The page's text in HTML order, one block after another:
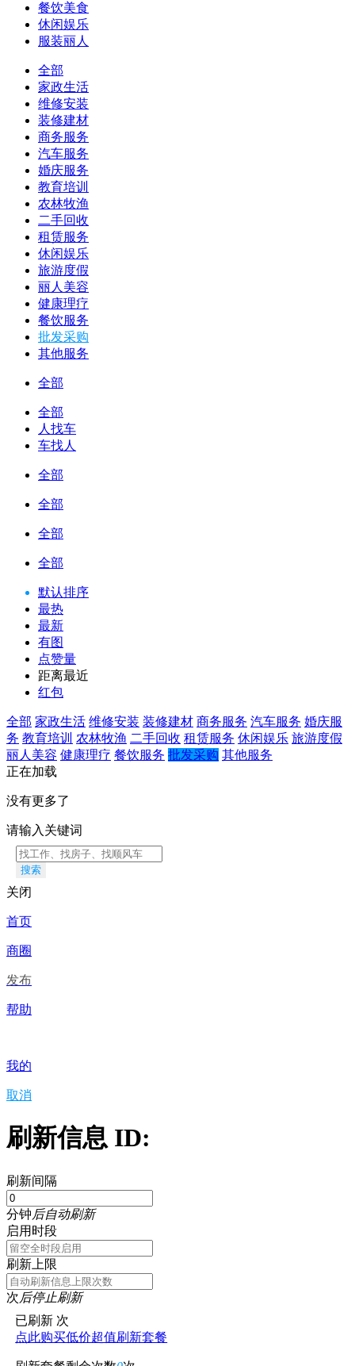
餐饮美食
休闲娱乐
服装丽人
全部
家政生活
维修安装
装修建材
商务服务
汽车服务
婚庆服务
教育培训
农林牧渔
二手回收
租赁服务
休闲娱乐
旅游度假
丽人美容
健康理疗
餐饮服务
批发采购
其他服务
全部
全部
人找车
车找人
全部
全部
全部
全部
默认排序
最热
最新
有图
点赞量
距离最近
红包
全部 家政生活 维修安装 装修建材 商务服务 汽车服务 婚庆服
务 教育培训 农林牧渔 二手回收 租赁服务 休闲娱乐 旅游度假
丽人美容 健康理疗 餐饮服务 批发采购 其他服务
正在加载
没有更多了
请输入关键词
搜索
关闭
首页
商圈
发布
帮助
我的
取消
刷新信息 ID:
刷新间隔
分钟后自动刷新
启用时段
刷新上限
次后停止刷新
已刷新 次
点此购买低价超值刷新套餐